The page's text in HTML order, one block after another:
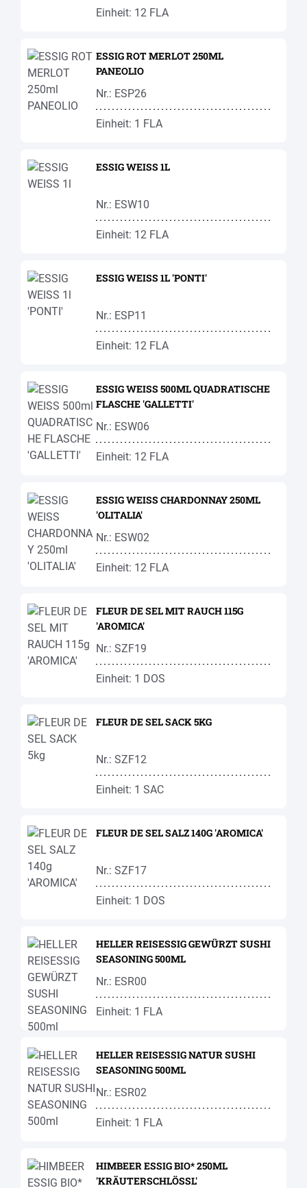
Einheit: 12 FLA
ESSIG ROT MERLOT 250ML
PANEOLIO
Nr.: ESP26
Einheit: 1 FLA
ESSIG WEISS 1L
Nr.: ESW10
Einheit: 12 FLA
ESSIG WEISS 1L 'PONTI'
Nr.: ESP11
Einheit: 12 FLA
ESSIG WEISS 500ML QUADRATISCHE
FLASCHE 'GALLETTI'
Nr.: ESW06
Einheit: 12 FLA
ESSIG WEISS CHARDONNAY 250ML
'OLITALIA'
Nr.: ESW02
Einheit: 12 FLA
FLEUR DE SEL MIT RAUCH 115G
'AROMICA'
Nr.: SZF19
Einheit: 1 DOS
FLEUR DE SEL SACK 5KG
Nr.: SZF12
Einheit: 1 SAC
FLEUR DE SEL SALZ 140G 'AROMICA'
Nr.: SZF17
Einheit: 1 DOS
HELLER REISESSIG GEWÜRZT SUSHI
SEASONING 500ML
Nr.: ESR00
Einheit: 1 FLA
HELLER REISESSIG NATUR SUSHI
SEASONING 500ML
Nr.: ESR02
Einheit: 1 FLA
HIMBEER ESSIG BIO* 250ML
'KRÄUTERSCHLÖSSL'